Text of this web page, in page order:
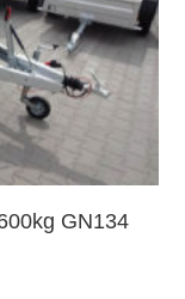
GN134